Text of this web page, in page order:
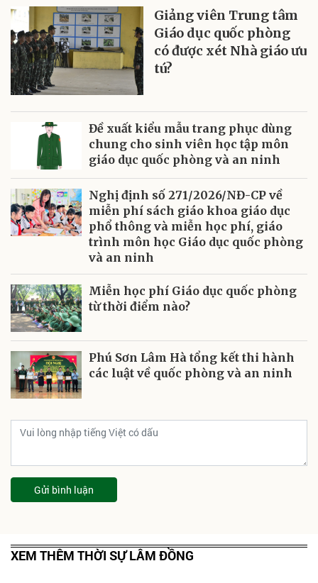
Giảng viên Trung tâm
Giáo dục quốc phòng
có được xét Nhà giáo ưu
tú?
Đề xuất kiểu mẫu trang phục dùng
chung cho sinh viên học tập môn
giáo dục quốc phòng và an ninh
Nghị định số 271/2026/NĐ-CP về
miễn phí sách giáo khoa giáo dục
phổ thông và miễn học phí, giáo
trình môn học Giáo dục quốc phòng
và an ninh
Miễn học phí Giáo dục quốc phòng
từ thời điểm nào?
Phú Sơn Lâm Hà tổng kết thi hành
các luật về quốc phòng và an ninh
Gửi bình luận
XEM THÊM THỜI SỰ LÂM ĐỒNG